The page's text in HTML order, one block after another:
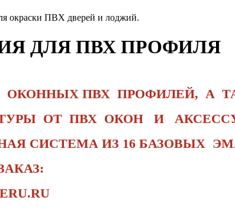
окраски ПВХ дверей и лоджий.
ДЛЯ ПВХ ПРОФИЛЯ
ОКОННЫХ ПВХ ПРОФИЛЕЙ, А
ОТ ПВХ ОКОН И
СИСТЕМА ИЗ 16 БАЗОВЫХ